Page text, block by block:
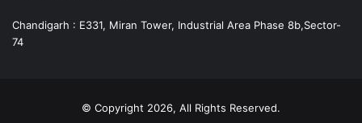
Chandigarh : E331, Miran Tower, Industrial Area Phase 8b,Sector-
74
© Copyright 2026, All Rights Reserved.